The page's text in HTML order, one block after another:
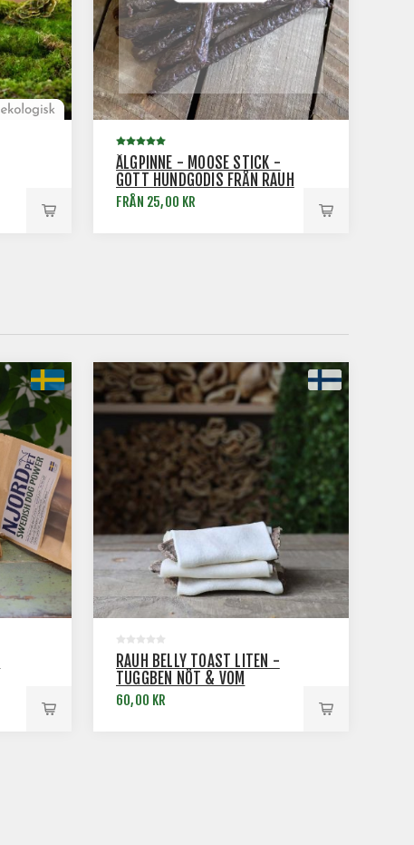
ÄLGPINNE - MOOSE STICK -
GOTT HUNDGODIS FRÅN RAUH
FRÅN 25,00 KR
RAUH BELLY TOAST LITEN -
TUGGBEN NÖT & VOM
60,00 KR